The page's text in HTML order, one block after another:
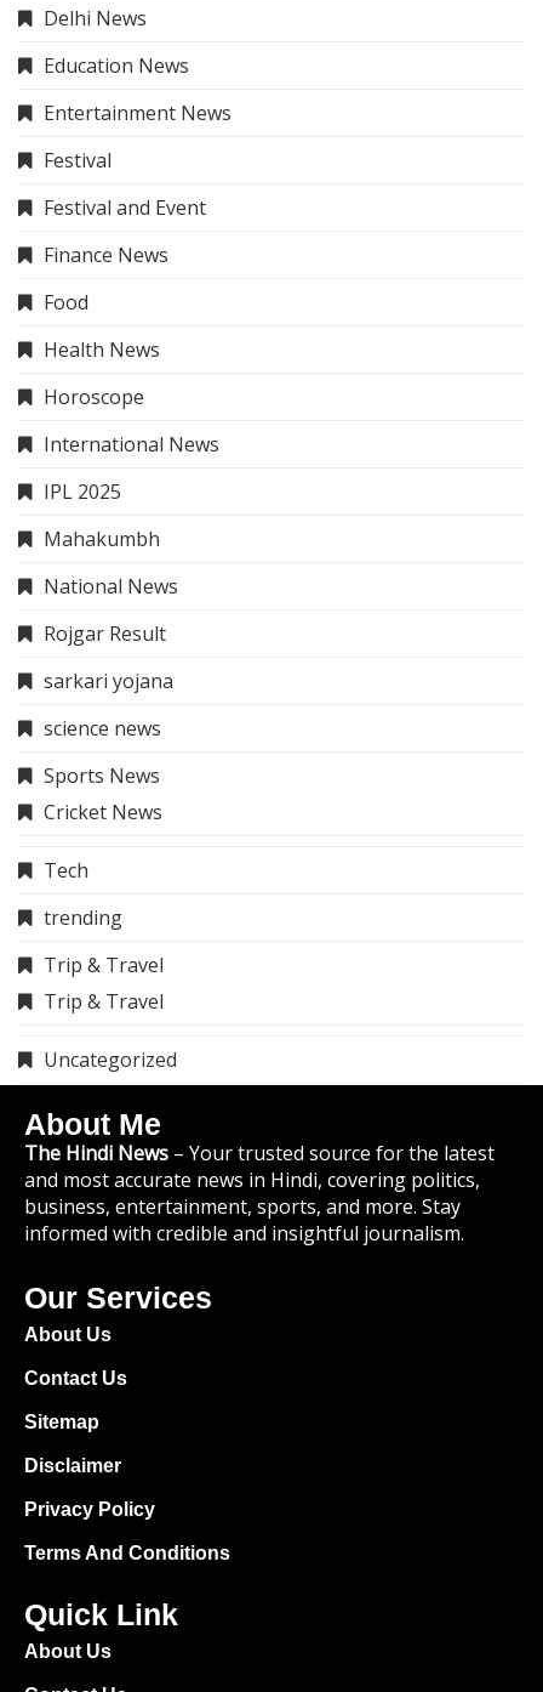
Delhi News
Education News
Entertainment News
Festival
Festival and Event
Finance News
Food
Health News
Horoscope
International News
IPL 2025
Mahakumbh
National News
Rojgar Result
sarkari yojana
science news
Sports News
Cricket News
Tech
trending
Trip & Travel
Trip & Travel
Uncategorized
About Me
The Hindi News – Your trusted source for the latest
and most accurate news in Hindi, covering politics,
business, entertainment, sports, and more. Stay
informed with credible and insightful journalism.
Our Services
About Us
Contact Us
Sitemap
Disclaimer
Privacy Policy
Terms And Conditions
Quick Link
About Us